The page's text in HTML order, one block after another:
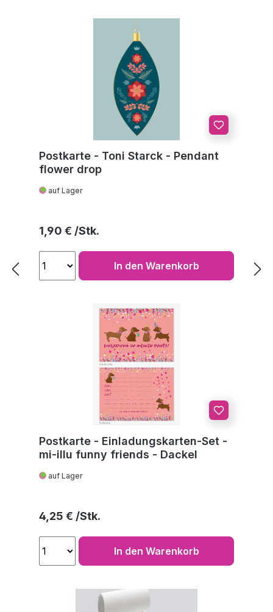
Postkarte - Toni Starck - Pendant
flower drop
auf Lager
Regulärer Preis:
1,90 €
In den Warenkorb
Postkarte - Einladungskarten-Set -
mi-illu funny friends - Dackel
auf Lager
Regulärer Preis:
4,25 €
In den Warenkorb